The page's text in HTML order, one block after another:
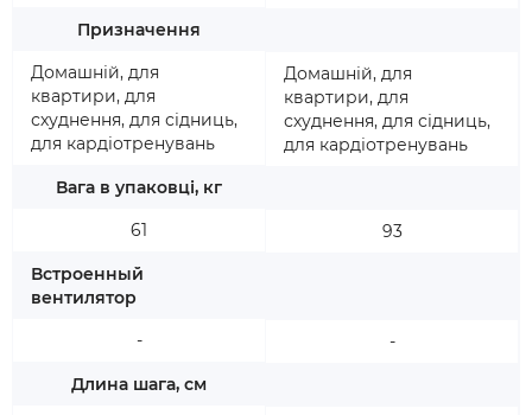
Призначення
Домашній, для
квартири, для
схуднення, для сідниць,
для кардіотренувань
Вага в упаковці, кг
61
Встроенный
вентилятор
-
Длина шага, см
Домашній, для
квартири, для
схуднення, для сідниць,
для кардіотренувань
93
-